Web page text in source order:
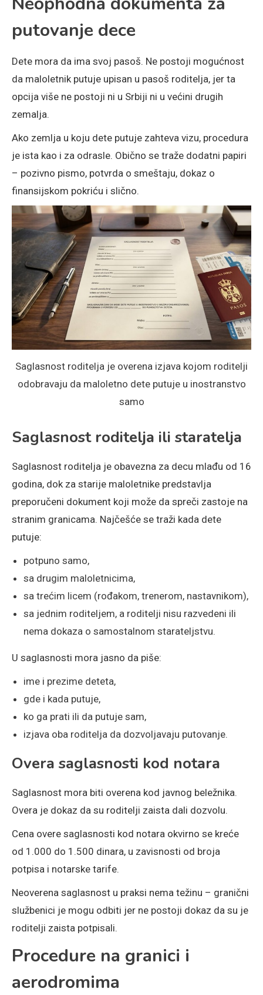
putovanje dece
Dete mora da ima svoj pasoš. Ne postoji mogućnost
da maloletnik putuje upisan u pasoš roditelja, jer ta
opcija više ne postoji ni u Srbiji ni u većini drugih
zemalja.
Ako zemlja u koju dete putuje zahteva vizu, procedura
je ista kao i za odrasle. Obično se traže dodatni papiri
– pozivno pismo, potvrda o smeštaju, dokaz o
finansijskom pokriću i slično.
Saglasnost roditelja je overena izjava kojom roditelji
odobravaju da maloletno dete putuje u inostranstvo
samo
Saglasnost roditelja ili staratelja
Saglasnost roditelja je obavezna za decu mlađu od 16
godina, dok za starije maloletnike predstavlja
preporučeni dokument koji može da spreči zastoje na
stranim granicama. Najčešće se traži kada dete
putuje:
potpuno samo,
sa drugim maloletnicima,
sa trećim licem (rođakom, trenerom, nastavnikom),
sa jednim roditeljem, a roditelji nisu razvedeni ili
nema dokaza o samostalnom starateljstvu.
U saglasnosti mora jasno da piše:
ime i prezime deteta,
gde i kada putuje,
ko ga prati ili da putuje sam,
izjava oba roditelja da dozvoljavaju putovanje.
Overa saglasnosti kod notara
Saglasnost mora biti overena kod javnog beležnika.
Overa je dokaz da su roditelji zaista dali dozvolu.
Cena overe saglasnosti kod notara okvirno se kreće
od 1.000 do 1.500 dinara, u zavisnosti od broja
potpisa i notarske tarife.
Neoverena saglasnost u praksi nema težinu – granični
službenici je mogu odbiti jer ne postoji dokaz da su je
roditelji zaista potpisali.
Procedure na granici i
aerodromima